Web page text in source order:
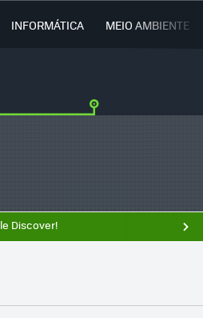
INFORMÁTICA MEIO AMBIENTE
Discover!